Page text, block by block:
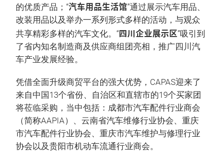
的优质产品；“汽车用品生活馆”通过展示汽车用品、
改装用品以及举办一系列形式多样的活动，与观众
共享精彩多样的汽车文化。“四川企业展示区”吸引到
了省内知名制造商及供应商组团亮相，推广四川汽
车产业发展经验。
凭借全面升级商贸平台的强大优势，CAPAS迎来了
来自中国13个省份、自治区和直辖市的19个买家团
将莅临采购，当中包括：成都市汽车配件行业商会
（简称AAPIA）、云南省汽车维修行业协会、重庆
市汽车配件行业协会、重庆市汽车维护与修理行业
协会以及贵阳市机动车流通行业商会。